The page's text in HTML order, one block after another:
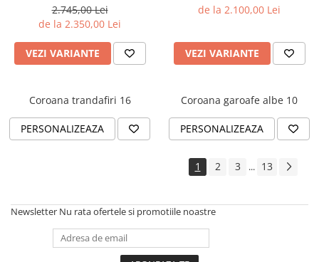
2.745,00 Lei
de la 2.350,00 Lei
VEZI VARIANTE
de la 2.100,00 Lei
VEZI VARIANTE
Coroana trandafiri 16
PERSONALIZEAZA
Coroana garoafe albe 10
PERSONALIZEAZA
1 2 3 ... 13
Newsletter Nu rata ofertele si promotiile noastre